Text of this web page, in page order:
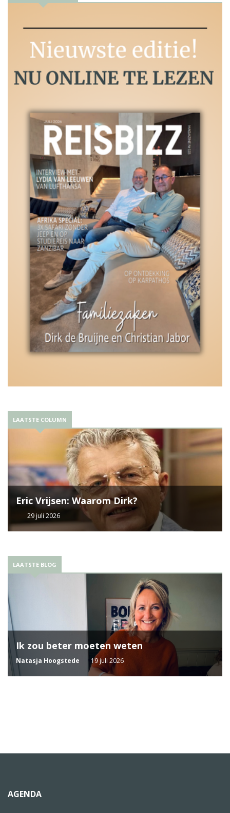
LAATSTE COLUMN
Eric Vrijsen: Waarom Dirk?
29 juli 2026
LAATSTE BLOG
Ik zou beter moeten weten
Natasja Hoogstede 19 juli 2026
AGENDA